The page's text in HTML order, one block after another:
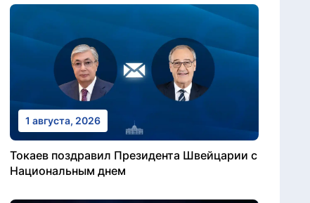
1 августа, 2026
Токаев поздравил Президента Швейцарии с
Национальным днем